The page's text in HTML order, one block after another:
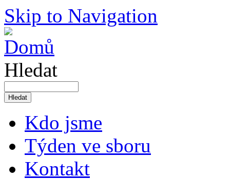
Skip to Navigation
Hledat
Kdo jsme
Týden ve sboru
Kontakt